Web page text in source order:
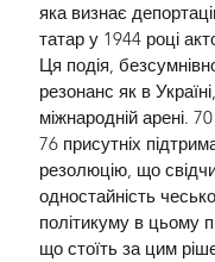
яка визнає
татар у 1944 році
Ця подія,
резонанс як в
міжнародній арені.
76 присутніх
резолюцію, що
одностайність
політикуму в цьому
що стоїть за цим